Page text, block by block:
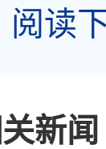
阅读
新闻